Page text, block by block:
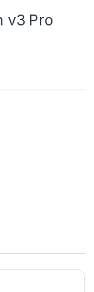
v3 Pro